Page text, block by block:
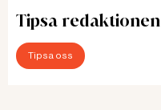
Tipsa redaktionen
Tipsa oss